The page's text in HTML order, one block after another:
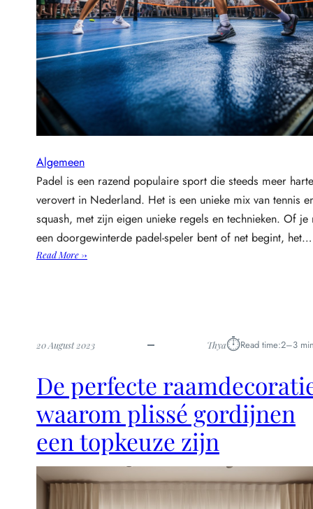
v
a
n
e
n
k
e
a
?
Algemeen
Padel is een razend populaire sport die steeds meer
verovert in Nederland. Het is een unieke mix van tennis
squash, met zijn eigen unieke regels en technieken. Of je
een doorgewinterde padel-speler bent of net begint, het…
Read More →:
k
s
p
e
l
r
e
g
20 August 2023 Thya⏱︎Read time:2–3
De perfecte
waarom plissé gordijnen
een topkeuze zijn